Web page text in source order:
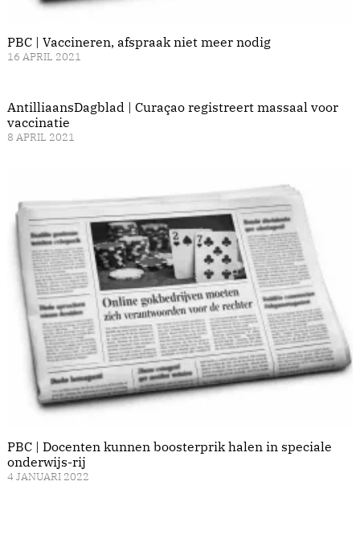
PBC | Vaccineren, afspraak niet meer nodig
16 APRIL 2021
AntilliaansDagblad | Curaçao registreert massaal voor
vaccinatie
8 APRIL 2021
PBC | Docenten kunnen boosterprik halen in speciale
onderwijs-rij
4 JANUARI 2022